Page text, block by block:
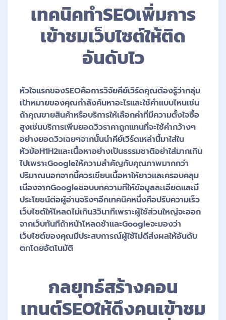
เทคนิคทำSEOเพิ่มการ
เข้าชมเว็บไซต์ให้ติด
อันดับไว
หัวใจแรกของSEOคือการวิจัยคีย์เวิร์ดคุณต้องรู้ว่ากลุ่ม
เป้าหมายของคุณกำลังค้นหาอะไรและใช้คำแบบไหนเช่น
ถ้าคุณขายสินค้าหรือบริการให้เลือกคำที่มีความตั้งใจซื้อ
สูงเช่นบริการเพิ่มยอดวิวราคาถูกแทนที่จะใช้คำกว้างๆ
อย่างยอดวิวเฉยๆจากนั้นนำคีย์เวิร์ดเหล่านี้มาใส่ใน
หัวข้อH1H2และเนื้อหาอย่างเป็นธรรมชาติอย่าใส่มากเกิน
ไปเพราะGoogleให้ความสำคัญกับคุณภาพมากกว่า
ปริมาณนอกจากนี้ควรเขียนเนื้อหาให้ยาวและครอบคลุม
เนื่องจากGoogleชอบบทความที่ให้ข้อมูลละเอียดและมี
ประโยชน์ต่อผู้อ่านจริงๆอีกเทคนิคหนึ่งคือปรับความเร็ว
เว็บไซต์ให้โหลดไม่เกิน3วินาทีเพราะผู้ใช้ส่วนใหญ่จะออก
จากเว็บทันทีถ้าหน้าโหลดช้าและGoogleจะมองว่า
เว็บไซต์ของคุณมีประสบการณ์ผู้ใช้ไม่ดีส่งผลให้อันดับ
ตกโดยอัตโนมัติ
กลยุทธ์สร้างคอน
เทนต์SEOให้ดึงคนเข้าชม